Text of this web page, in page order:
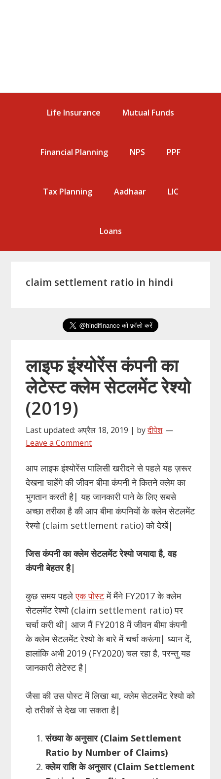
Life Insurance Mutual Funds
Financial Planning NPS PPF
Tax Planning Aadhaar LIC
Loans
claim settlement ratio in hindi
लाइफ इंश्योरेंस कंपनी का
लेटेस्ट क्लेम सेटलमेंट रेश्यो
(2019)
Last updated: अप्रैल 18, 2019 | byदीपेश
Leave a Comment
आप लाइफ इंश्योरेंस पालिसी खरीदने से पहले यह ज़रूर
देखना चाहेंगे की जीवन बीमा कंपनी ने कितने क्लेम का
भुगतान करती है| यह जानकारी पाने के लिए सबसे
अच्छा तरीका है की आप बीमा कंपनियों के क्लेम सेटलमेंट
रेश्यो (claim settlement ratio) को देखें|
जिस कंपनी का क्लेम सेटलमेंट रेश्यो जयादा है, वह
कंपनी बेहतर है|
कुछ समय पहलेएक पोस्टमें मैंने FY2017 के क्लेम
सेटलमेंट रेश्यो (claim settlement ratio) पर
चर्चा करी थी| आज मैं FY2018 में जीवन बीमा कंपनी
के क्लेम सेटलमेंट रेश्यो के बारे में चर्चा करूंगा| ध्यान दें,
हालांकि अभी 2019 (FY2020) चल रहा है, परन्तु यह
जानकारी लेटेस्ट है|
जैसा की उस पोस्ट में लिखा था, क्लेम सेटलमेंट रेश्यो को
दो तरीकों से देख जा सकता है|
संख्या के अनुसार (Claim Settlement
Ratio by Number of Claims)
क्लेम राशि के अनुसार (Claim Settlement